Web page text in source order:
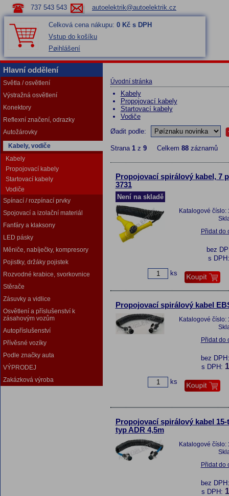
737 543 543 autoelektrik@autoelektrik.cz
Celková cena nákupu: 0 Kč s DPH
Vstup do košíku
Pøihlášení
Hlavní oddělení
Světla / osvětlení
Výstražná osvětlení
Konektory
Reflexní značení, odrazky
Autožárovky
Kabely, vodiče
Kabely
Propojovací kabely
Startovací kabely
Vodiče
Spínací / rozpínací prvky
Spojovací a izolační materiál
Fanfáry a klaksony
LED pásky
Měniče, nabíječky, kompresory
Pojistky, držáky pojistek
Rozvodné krabice, svorkovnice
Stěrače
Zásuvky a vidlice
Osvětlení a příslušenství k
zásahovým vozům
Autopříslušenství
Přívěsné vozíky
Podle značky auta
VÝPRODEJ
Zakázková výroba
Úvodní stránka
Kabely
Propojovací kabely
Startovací kabely
Vodiče
Øadit podle:
Strana 1z 9Celkem 88záznamů
Propojovací spirálový kabel, 7
3731
Není na skladě
Katalogové číslo:
Přidat do
bez
s
ks
Propojovací spirálový kabel
Katalogové číslo:
Přidat do
bez
s DPH:
ks
Propojovací spirálový kabel
typ ADR 4,5m
Katalogové číslo:
Přidat do
bez
s DPH: